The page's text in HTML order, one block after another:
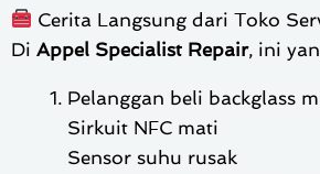
Cerita Langsung dari Toko
Di Appel Specialist Repair, ini
Pelanggan beli backglass
Sirkuit NFC mati
Sensor suhu rusak